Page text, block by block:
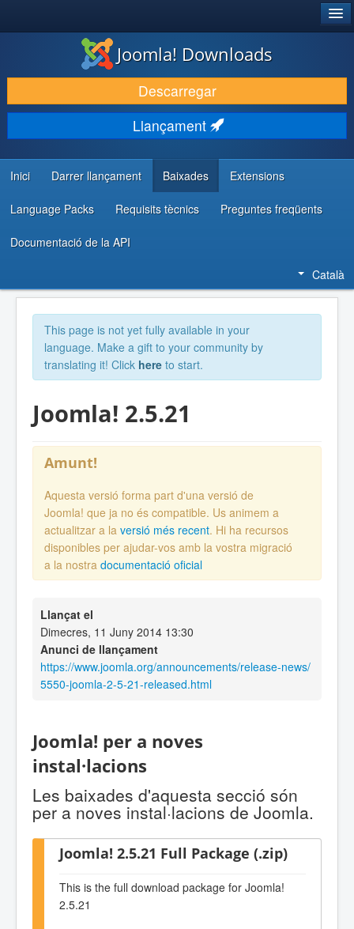
DESCARREGA & AMPLIA
DESCOBRIR & APRENDRE
COMUNITAT & SUPORT
RECURSOS PER DESENVOLUPADORS/ES
Joomla! Downloads
Descarregar
Llançament
Inici Darrer llançament Baixades Extensions
Language Packs Requisits tècnics Preguntes freqüents
Documentació de la API
Català
This page is not yet fully available in your
language. Make a gift to your community by
translating it! Click here to start.
Joomla! 2.5.21
Amunt!
Aquesta versió forma part d'una versió de
Joomla! que ja no és compatible. Us animem a
actualitzar a la versió més recent. Hi ha recursos
disponibles per ajudar-vos amb la vostra migració
a la nostra documentació oficial
Llançat el
Dimecres, 11 Juny 2014 13:30
Anunci de llançament
https://www.joomla.org/announcements/release-news/
5550-joomla-2-5-21-released.html
Joomla! per a noves
instal·lacions
Les baixades d'aquesta secció són
per a noves instal·lacions de Joomla.
Joomla! 2.5.21 Full Package (.zip)
This is the full download package for Joomla!
2.5.21